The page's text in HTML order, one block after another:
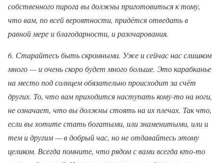
собственного пирога вы должны приготовиться к тому,
что вам, по всей вероятности, придётся отведать в
равной мере и благодарности, и разочарования.
6. Старайтесь быть скромными. Уже и сейчас нас слишком
много — и очень скоро будет много больше. Это карабканье
на место под солнцем обязательно происходит за счёт
других. То, что вам приходится наступать кому-то на ноги,
не означает, что вы должны стоять на их плечах. Так что,
если вы хотите стать богатыми, или знаменитыми, или и
тем и другим — в добрый час, но не отдавайтесь этому
целиком. Всегда помните, что рядом с вами всегда кто-то